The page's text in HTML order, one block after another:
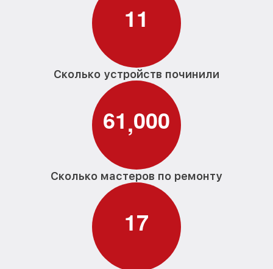
11
Сколько устройств починили
61,000
Сколько мастеров по ремонту
17